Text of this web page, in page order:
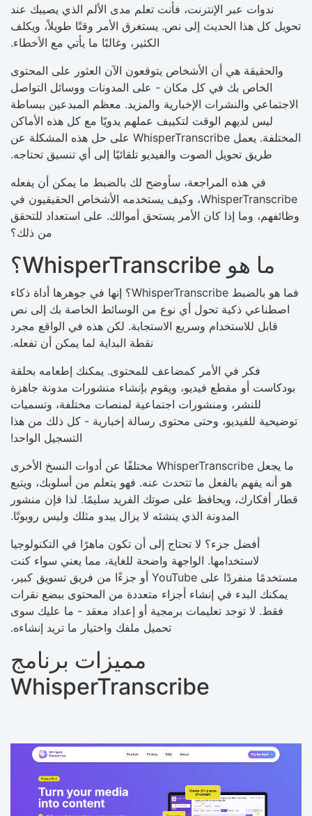
ندوات عبر الإنترنت، فأنت تعلم مدى الألم الذي يصيبك عند
تحويل كل هذا الحديث إلى نص. يستغرق الأمر وقتًا طويلاً، ويكلف
الكثير، وغالبًا ما يأتي مع الأخطاء.
والحقيقة هي أن الأشخاص يتوقعون الآن العثور على المحتوى
الخاص بك في كل مكان - على المدونات ووسائل التواصل
الاجتماعي والنشرات الإخبارية والمزيد. معظم المبدعين ببساطة
ليس لديهم الوقت لتكييف عملهم يدويًا مع كل هذه الأماكن
المختلفة. يعمل WhisperTranscribe على حل هذه المشكلة عن
طريق تحويل الصوت والفيديو تلقائيًا إلى أي تنسيق تحتاجه.
في هذه المراجعة، سأوضح لك بالضبط ما يمكن أن يفعله
WhisperTranscribe، وكيف يستخدمه الأشخاص الحقيقيون في
وظائفهم، وما إذا كان الأمر يستحق أموالك. على استعداد للتحقق
من ذلك؟
ما هو WhisperTranscribe؟
فما هو بالضبط WhisperTranscribe؟ إنها في جوهرها أداة ذكاء
اصطناعي ذكية تحول أي نوع من الوسائط الخاصة بك إلى نص
قابل للاستخدام وسريع الاستجابة. لكن هذه في الواقع مجرد
نقطة البداية لما يمكن أن تفعله.
فكر في الأمر كمضاعف للمحتوى. يمكنك إطعامه بحلقة
بودكاست أو مقطع فيديو، ويقوم بإنشاء منشورات مدونة جاهزة
للنشر، ومنشورات اجتماعية لمنصات مختلفة، وتسميات
توضيحية للفيديو، وحتى محتوى رسالة إخبارية - كل ذلك من هذا
التسجيل الواحد!
ما يجعل WhisperTranscribe مختلفًا عن أدوات النسخ الأخرى
هو أنه يفهم بالفعل ما تتحدث عنه. فهو يتعلم من أسلوبك، ويتبع
قطار أفكارك، ويحافظ على صوتك الفريد سليمًا. لذا فإن منشور
المدونة الذي ينشئه لا يزال يبدو مثلك وليس روبوتًا.
أفضل جزء؟ لا تحتاج إلى أن تكون ماهرًا في التكنولوجيا
لاستخدامها. الواجهة واضحة للغاية، مما يعني سواء كنت
مستخدمًا منفردًا على YouTube أو جزءًا من فريق تسويق كبير،
يمكنك البدء في إنشاء أجزاء متعددة من المحتوى ببضع نقرات
فقط. لا توجد تعليمات برمجية أو إعداد معقد - ما عليك سوى
تحميل ملفك واختيار ما تريد إنشاءه.
مميزات برنامج
WhisperTranscribe